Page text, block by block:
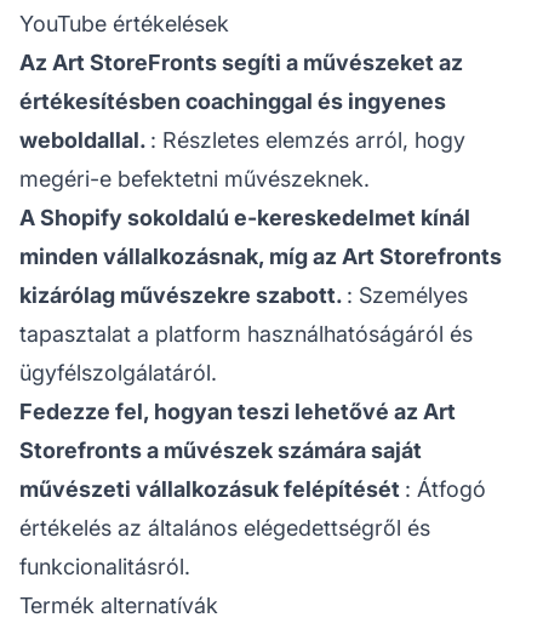
YouTube értékelések
Az Art StoreFronts segíti a művészeket az
értékesítésben coachinggal és ingyenes
weboldallal. : Részletes elemzés arról, hogy
megéri-e befektetni művészeknek.
A Shopify sokoldalú e-kereskedelmet kínál
minden vállalkozásnak, míg az Art Storefronts
kizárólag művészekre szabott. : Személyes
tapasztalat a platform használhatóságáról és
ügyfélszolgálatáról.
Fedezze fel, hogyan teszi lehetővé az Art
Storefronts a művészek számára saját
művészeti vállalkozásuk felépítését : Átfogó
értékelés az általános elégedettségről és
funkcionalitásról.
Termék alternatívák